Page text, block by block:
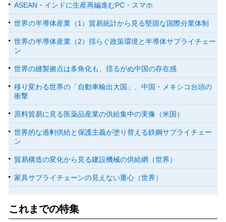
ASEAN・インドに生産再編進むPC・スマホ
世界の半導体産業（1）貿易統計から見る堅固な国際分業体制
世界の半導体産業（2）揺らぐ政策環境と半導体サプライチェー
ン
世界の縫製拠点は多角化も、揺るがぬ中国の存在感
移り変わる世界の「自動車輸出大国」、中国・メキシコ台頭の
衝撃
原料貿易に見る医薬品産業の供給集中の実像（米国）
世界的な過剰供給と保護主義が塗り替える鉄鋼サプライチェー
ン
貿易構造の変化から見る建設機械の供給網（世界）
家具サプライチェーンの見えない重心（世界）
これまでの特集